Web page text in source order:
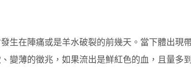
生在陣痛或是羊水破裂的前幾天。當下體出現
變薄的徵兆，如果流出是鮮紅色的血，且量多
原因